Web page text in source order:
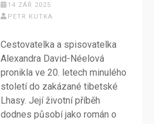
14 ZÁŘ 2025
PETR KUTKA
Cestovatelka a spisovatelka
Alexandra David-Néelová
pronikla ve 20. letech minulého
století do zakázané tibetské
Lhasy. Její životní příběh
dodnes působí jako román o